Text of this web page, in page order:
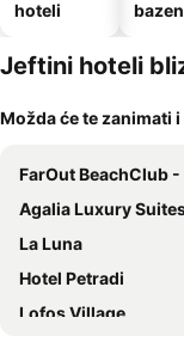
hoteli
Jeftini hoteli
Možda će te zanimati
FarOut BeachClub - Rooms
Agalia Luxury
La Luna
Hotel Petradi
Lofos Village